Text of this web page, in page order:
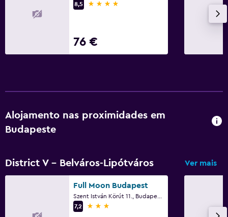
8,5
4 estrelas
76 €
Alojamento nas proximidades em
Budapeste
District V - Belváros-Lipótváros Ver mais
Full Moon Budapest
7,2
3 estrelas